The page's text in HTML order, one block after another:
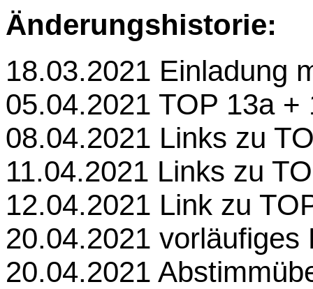
Änderungshistorie:
18.03.2021 Einladung
05.04.2021 TOP 13a +
08.04.2021 Links zu
11.04.2021 Links zu
12.04.2021 Link zu
20.04.2021
20.04.2021